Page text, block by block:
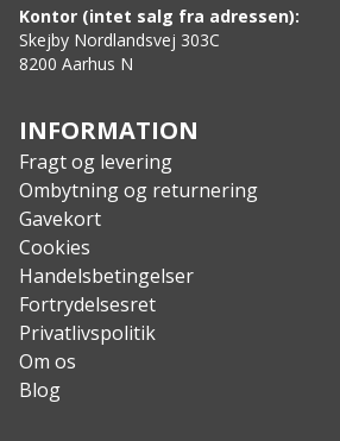
luft ikke slipper ind.
Features:
Vind- og vandtæt
2-vejslynlås foran og på benene
Flere lommer med lynlås
Trykknapper
HiVis-orange bånd på indersiden
foldes op)
Skydelæg på ryggen
Lange lynlåse på benene
Justerbare ærmekanter med
Nem at pakke sammen med
(medfølger)
Specs:
Kontor (intet salg fra adressen):
Skejby Nordlandsvej 303C
8200 Aarhus N
INFORMATION
Fragt og levering
Ombytning og returnering
Gavekort
Cookies
Handelsbetingelser
Fortrydelsesret
Privatlivspolitik
Om os
Blog